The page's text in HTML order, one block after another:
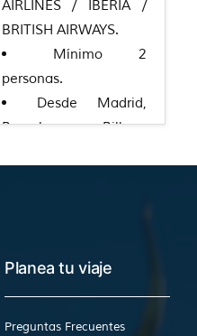
AIRLINES / IBERIA /
BRITISH AIRWAYS.
Mínimo 2
personas.
Desde Madrid,
Barcelona, Bilbao,
Planea tu viaje
Preguntas Frecuentes